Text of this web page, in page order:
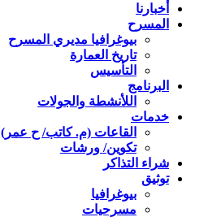
أخبارنا
المسرح
بيوغرافيا مديري المسرح
تاريخ العمارة
التأسيس
البرنامج
اللأنشطة والجولات
خدمات
القاعات (م. كاتب/ ح عمر)
تكوين/ ورشات
شراء التذاكر
توثيق
بيوغرافيا
مسرحيات